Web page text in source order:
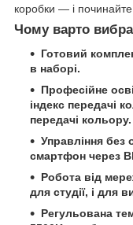
коробки — і
Чому варто
Готовий
в наборі.
Професійне
індекс передачі
передачі кольору.
Управління без
смартфон через
Робота від
для студії, і для
Регульована